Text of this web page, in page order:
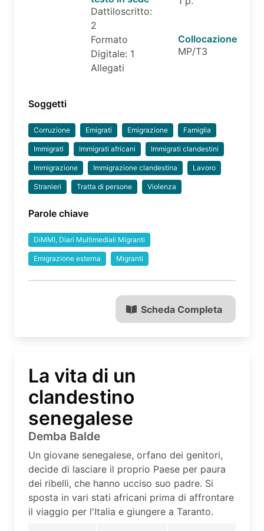
Dattiloscritto:
2
Formato
Digitale: 1
Allegati
Collocazione
MP/T3
Soggetti
Corruzione Emigrati Emigrazione Famiglia
Immigrati Immigrati africani Immigrati clandestini
Immigrazione Immigrazione clandestina Lavoro
Stranieri Tratta di persone Violenza
Parole chiave
DiMMI, Diari Multimediali Migranti
Emigrazione esterna Migranti
Scheda Completa
La vita di un
clandestino
senegalese
Demba Balde
Un giovane senegalese, orfano dei genitori,
decide di lasciare il proprio Paese per paura
dei ribelli, che hanno ucciso suo padre. Si
sposta in vari stati africani prima di affrontare
il viaggio per l'Italia e giungere a Taranto.